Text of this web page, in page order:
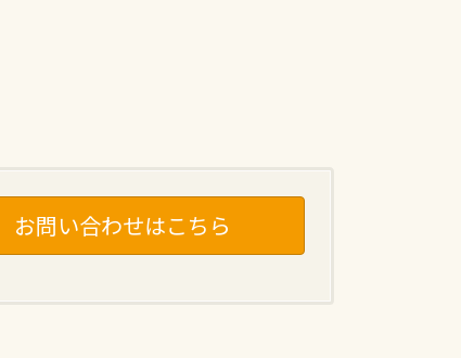
お問い合わせはこちら